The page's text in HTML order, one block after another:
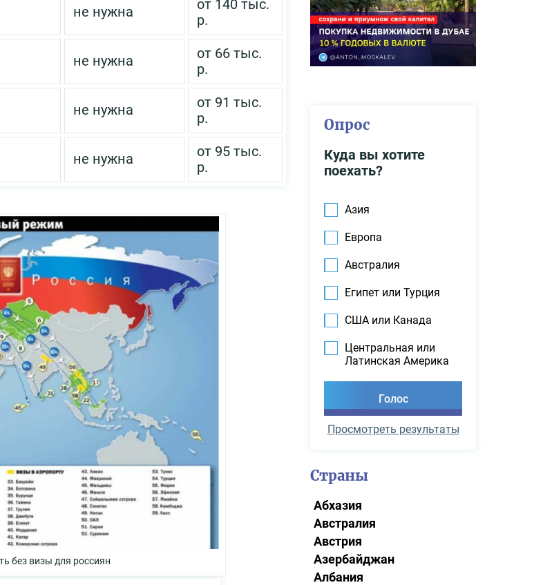
не нужна
от 140 тыс.
р.
не нужна
от 66 тыс.
р.
не нужна
от 91 тыс.
р.
не нужна
от 95 тыс.
р.
без визы для россиян
Опрос
Куда вы хотите
поехать?
Азия
Европа
Австралия
Египет или Турция
США или Канада
Центральная или
Латинская Америка
Просмотреть результаты
Страны
Абхазия
Австралия
Австрия
Азербайджан
Албания